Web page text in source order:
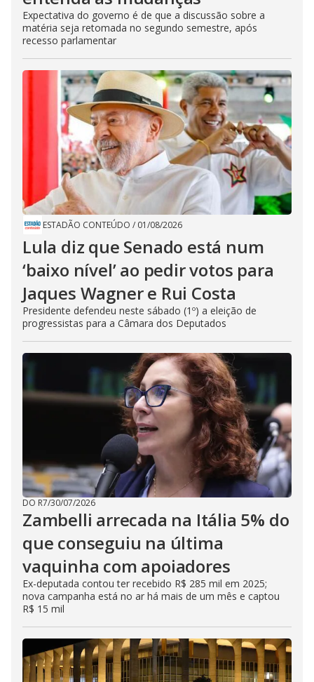
Expectativa do governo é de que a discussão sobre a
matéria seja retomada no segundo semestre, após
recesso parlamentar
ESTADÃO CONTEÚDO / 01/08/2026
Lula diz que Senado está num
‘baixo nível’ ao pedir votos para
Jaques Wagner e Rui Costa
Presidente defendeu neste sábado (1º) a eleição de
progressistas para a Câmara dos Deputados
DO R7/30/07/2026
Zambelli arrecada na Itália 5% do
que conseguiu na última
vaquinha com apoiadores
Ex-deputada contou ter recebido R$ 285 mil em 2025;
nova campanha está no ar há mais de um mês e captou
R$ 15 mil